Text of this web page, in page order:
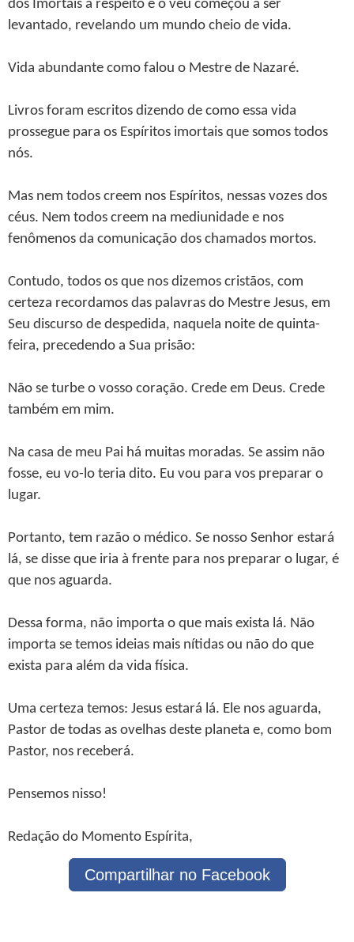
dos Imortais a respeito e o véu começou a ser
levantado, revelando um mundo cheio de vida.
Vida abundante como falou o Mestre de Nazaré.
Livros foram escritos dizendo de como essa vida
prossegue para os Espíritos imortais que somos todos
nós.
Mas nem todos creem nos Espíritos, nessas vozes dos
céus. Nem todos creem na mediunidade e nos
fenômenos da comunicação dos chamados mortos.
Contudo, todos os que nos dizemos cristãos, com
certeza recordamos das palavras do Mestre Jesus, em
Seu discurso de despedida, naquela noite de quinta-
feira, precedendo a Sua prisão:
Não se turbe o vosso coração. Crede em Deus. Crede
também em mim.
Na casa de meu Pai há muitas moradas. Se assim não
fosse, eu vo-lo teria dito. Eu vou para vos preparar o
lugar.
Portanto, tem razão o médico. Se nosso Senhor estará
lá, se disse que iria à frente para nos preparar o lugar, é
que nos aguarda.
Dessa forma, não importa o que mais exista lá. Não
importa se temos ideias mais nítidas ou não do que
exista para além da vida física.
Uma certeza temos: Jesus estará lá. Ele nos aguarda,
Pastor de todas as ovelhas deste planeta e, como bom
Pastor, nos receberá.
Pensemos nisso!
Redação do Momento Espírita,
Compartilhar no Facebook